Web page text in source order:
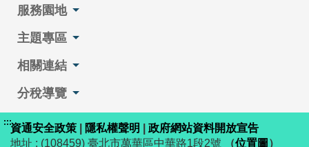
服務園地
主題專區
相關連結
分稅導覽
:::資通安全政策 隱私權聲明
政府網站資料開放宣告
地址 : (108459) 臺北市萬華區中華路1段2號
（位置圖 ）